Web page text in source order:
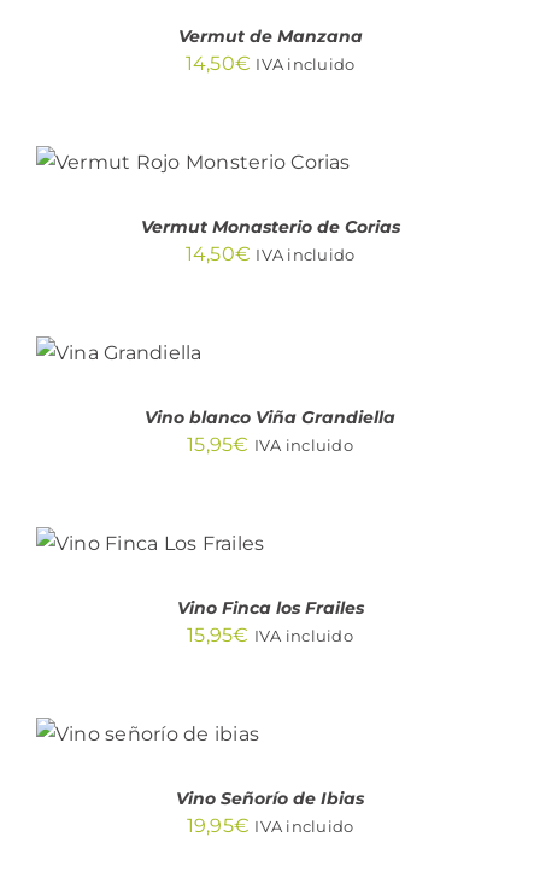
Vermut de Manzana
14,50€ IVA incluido
/
Vermut Monasterio de Corias
14,50€ IVA incluido
CARRITO
Vino blanco Viña Grandiella
15,95€ IVA incluido
CARRITO
/
Vino Finca los Frailes
15,95€ IVA incluido
CARRITO
/
Vino Señorío de Ibias
19,95€ IVA incluido